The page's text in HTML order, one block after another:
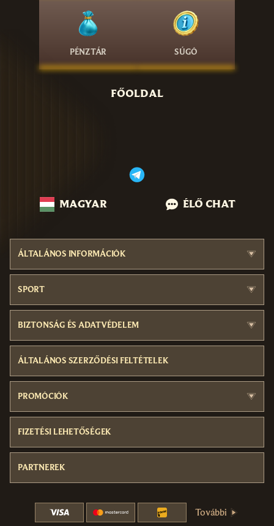
PÉNZTÁR SÚGÓ
FŐOLDAL
MAGYAR ÉLŐ CHAT
ÁLTALÁNOS INFORMÁCIÓK
SPORT
BIZTONSÁG ÉS ADATVÉDELEM
ÁLTALÁNOS SZERZŐDÉSI FELTÉTELEK
PROMÓCIÓK
FIZETÉSI LEHETŐSÉGEK
PARTNEREK
További